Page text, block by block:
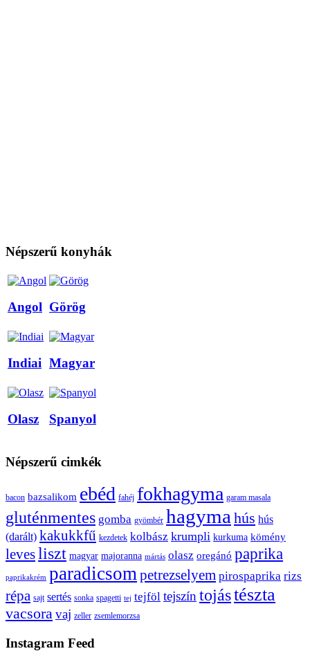
Népszerű konyhák
Angol Görög
Indiai Magyar
Olasz Spanyol
Népszerű cimkék
bacon bazsalikom ebéd fahéj fokhagyma garam masala
gluténmentes gomba gyömbér hagyma hús hús
(darált) kakukkfű kezdetek kolbász krumpli kurkuma kömény
levesliszt magyar majoranna mártás olasz oregánó paprika
paprikakrém paradicsompetrezselyem pirospaprika rizs
répa sajt sertés sonka spagetti tej tejföl tejszín tojástészta
vacsoravaj zeller zsemlemorzsa
Instagram Feed